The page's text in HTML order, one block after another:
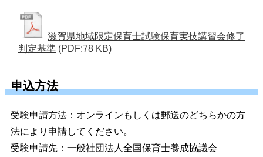
滋賀県地域限定保育士試験保育実技講習会修了
判定基準 (PDF:78 KB)
申込方法
受験申請方法：オンラインもしくは郵送のどちらかの方
法により申請してください。
受験申請先：一般社団法人全国保育士養成協議会